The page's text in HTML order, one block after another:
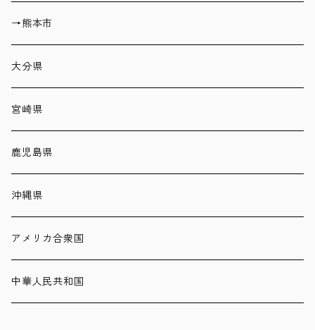
→熊本市
大分県
宮崎県
鹿児島県
沖縄県
アメリカ合衆国
中華人民共和国